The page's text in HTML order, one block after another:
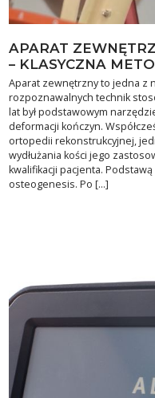
APARAT
– KLASYCZNA
Aparat zewnętrzny to jedna z
rozpoznawalnych technik
lat był podstawowym
deformacji kończyn.
ortopedii rekonstrukcyjnej,
wydłużania kości jego
kwalifikacji pacjenta.
osteogenesis. Po […]